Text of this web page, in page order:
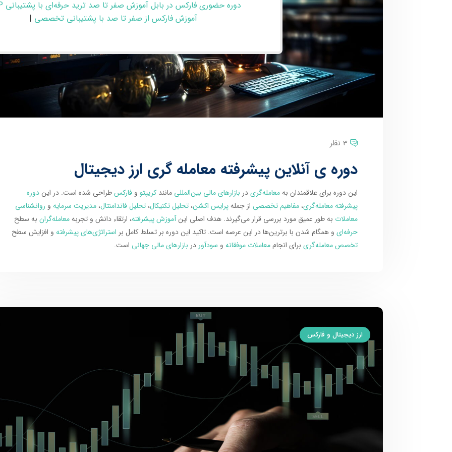
3 نظر
دوره ی آنلاین پیشرفته معامله گری ارز دیجیتال
این دوره برای علاقمندان بهمعامله‌گریدر بازارهای مالی بین‌المللی مانند کریپتو و فارکسطراحی شده است. در ایندوره
پیشرفته معامله‌گری، مفاهیم تخصصی از جملهپرایس اکشن، تحلیل تکنیکال، تحلیل فاندامنتال، مدیریت سرمایه و روانشناسی
معاملات به طور عمیق مورد بررسی قرار می‌گیرند. هدف اصلی اینآموزش پیشرفته، ارتقاء دانش و تجربهمعامله‌گران به سطح
حرفه‌ای و همگام شدن با برترین‌ها در این عرصه است. تاکید این دوره بر تسلط کامل بر استراتژی‌های پیشرفته و افزایش سطح
تخصص معامله‌گری برای انجاممعاملات موفقانه و سودآور در بازارهای مالی جهانی است.
ارز دیجیتال و فارکس
دوره حضوری فارکس در بابل آموزش صفر تا صد ترید حرفه‌ای با پشتیبانی VIP
آموزش فارکس از صفر تا صد با پشتیبانی تخصصی |